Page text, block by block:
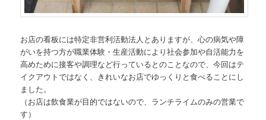
お店の看板には特定非営利活動法人とありますが、心の病気や障
がいを持つ方が職業体験・生産活動により社会参加や自活能力を
高めために接客や調理など行っているとのことなので、今回はテ
イクアウトではなく、きれいなお店でゆっくりと食べることにし
ました。
（お店は飲食業が目的ではないので、ランチライムのみの営業で
す）